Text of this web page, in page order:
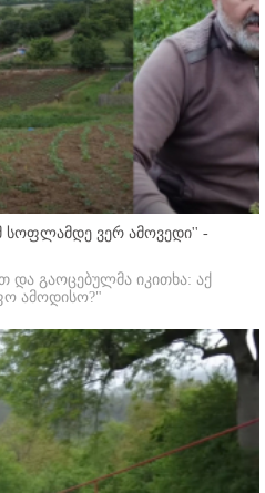
სოფლამდე ვერ ამოვედი'' -
და გაოცებულმა იკითხა: აქ
ამოდისო?"